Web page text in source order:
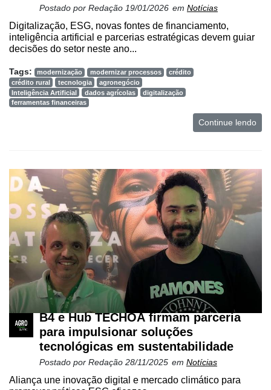
Minha
conta
Notícias
de
Cadeira
Artigos
Agenda
Agricultura
Precisão
Automação
Robótica
Conectividade
Dados
Postado por Redação 19/01/2026 em Notícias
Digitalização, ESG, novas fontes de financiamento,
inteligência artificial e parcerias estratégicas devem guiar
decisões do setor neste ano...
Tags: modernização modernizar processos
crédito
crédito rural
tecnologia
agronegócio
Inteligência Artificial
dados agrícolas
digitalização
ferramentas financeiras
Continue lendo
B4 e Hub TECHOÁ firmam parceria
para impulsionar soluções
tecnológicas em sustentabilidade
Postado por Redação 28/11/2025 em Notícias
Aliança une inovação digital e mercado climático para